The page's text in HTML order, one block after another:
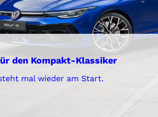
den Kompakt-Klassiker
mal wieder am Start.